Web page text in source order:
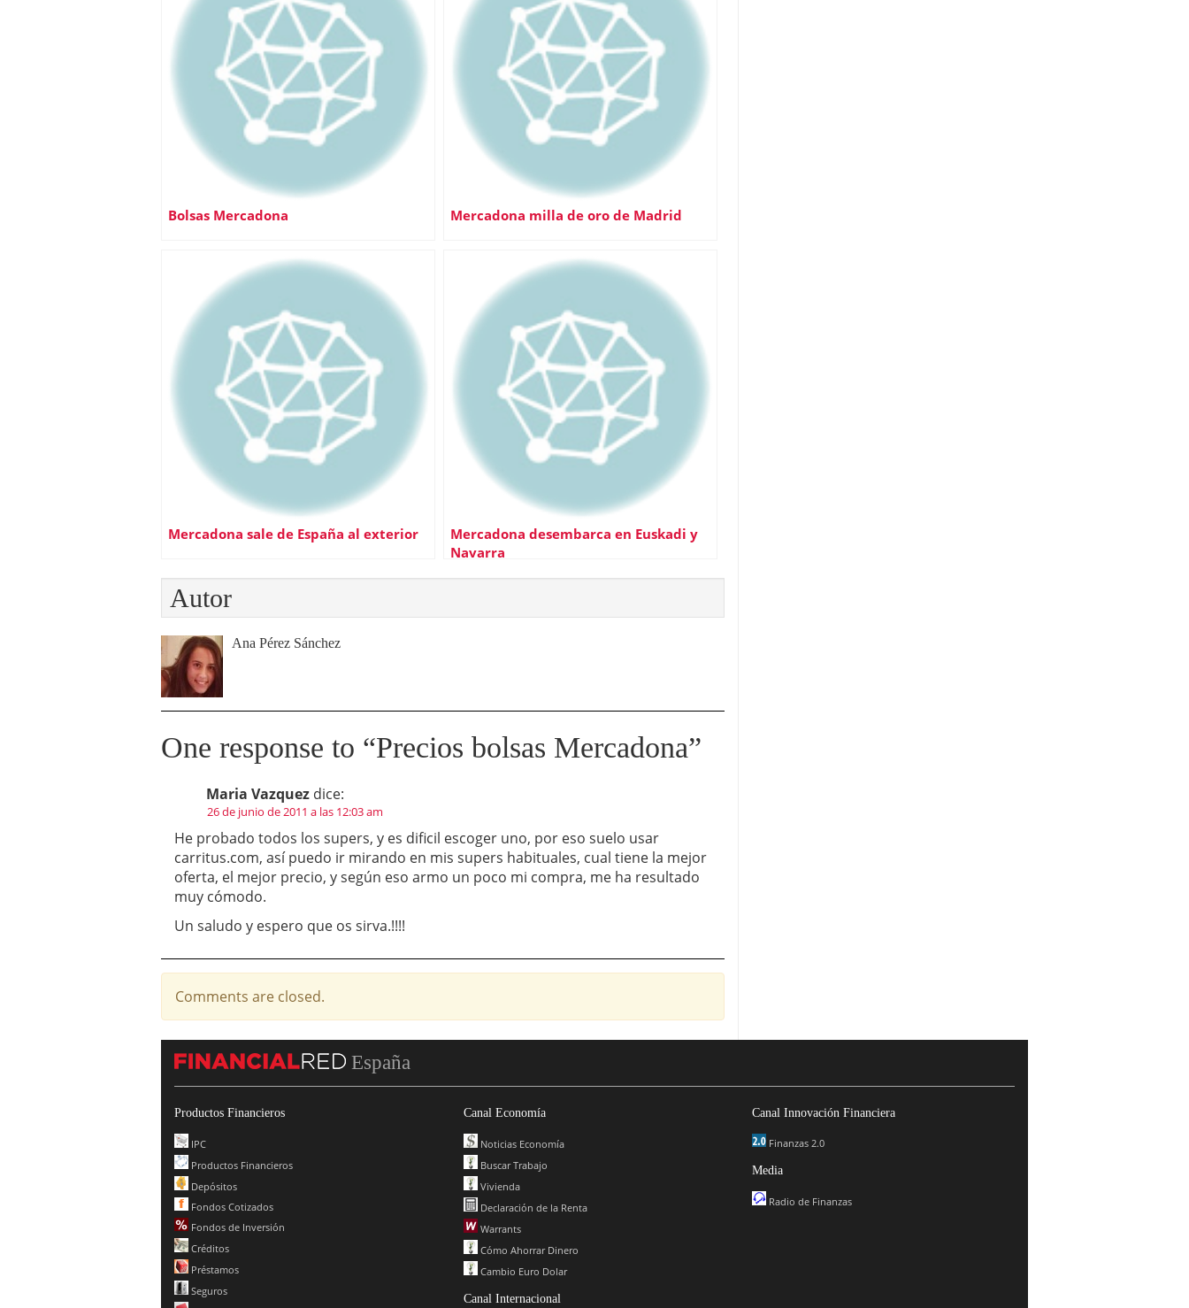
Bolsas Mercadona Mercadona milla de oro de Madrid
Mercadona sale de España al exterior
Mercadona desembarca en Euskadi y
Navarra
Autor
Ana Pérez Sánchez
One response to “Precios bolsas Mercadona”
Maria Vazquez dice:
26 de junio de 2011 a las 12:03 am
He probado todos los supers, y es dificil escoger uno, por eso suelo usar
carritus.com, así puedo ir mirando en mis supers habituales, cual tiene la mejor
oferta, el mejor precio, y según eso armo un poco mi compra, me ha resultado
muy cómodo.
Un saludo y espero que os sirva.!!!!
Comments are closed.
España
Productos Financieros
IPC
Productos Financieros
Depósitos
Fondos Cotizados
Fondos de Inversión
Créditos
Préstamos
Seguros
Canal Economía
Noticias Economía
Buscar Trabajo
Vivienda
Declaración de la Renta
Warrants
Cómo Ahorrar Dinero
Cambio Euro Dolar
Canal Internacional
Canal Innovación Financiera
Finanzas 2.0
Media
Radio de Finanzas